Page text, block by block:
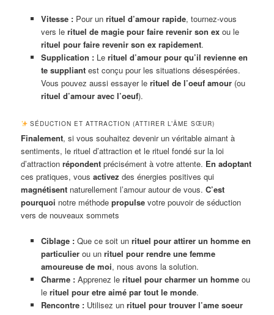
Vitesse :Pour un rituel d’amour rapide, tournez-vous
vers le rituel de magie pour faire revenir son exou le
rituel pour faire revenir son ex rapidement.
Supplication :Le rituel d’amour pour qu’il revienne en
te suppliantest conçu pour les situations désespérées.
Vous pouvez aussi essayer le rituel de l’oeuf amour(ou
rituel d’amour avec l’oeuf).
SÉDUCTION ET ATTRACTION (ATTIRER L’ÂME SŒUR)
Finalement, si vous souhaitez devenir un véritable aimant à
sentiments, le rituel d’attraction et le rituel fondé sur la loi
d’attractionrépondent précisément à votre attente. En adoptant
ces pratiques, vousactivez des énergies positives qui
magnétisent naturellement l’amour autour de vous.C’est
pourquoi notre méthodepropulse votre pouvoir de séduction
vers de nouveaux sommets
Ciblage :Que ce soit un rituel pour attirer un homme en
particulierou un rituel pour rendre une femme
amoureuse de moi, nous avons la solution.
Charme :Apprenez le rituel pour charmer un hommeou
le rituel pour etre aimé par tout le monde.
Rencontre :Utilisez un rituel pour trouver l’ame soeur